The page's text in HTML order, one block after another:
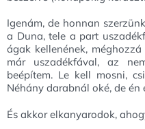
Igenám, de honnan
a Duna, tele a part
ágak kellenének,
már uszadékfával, az
beépítem. Le kell mosni,
Néhány darabnál oké, de én
És akkor elkanyarodok,